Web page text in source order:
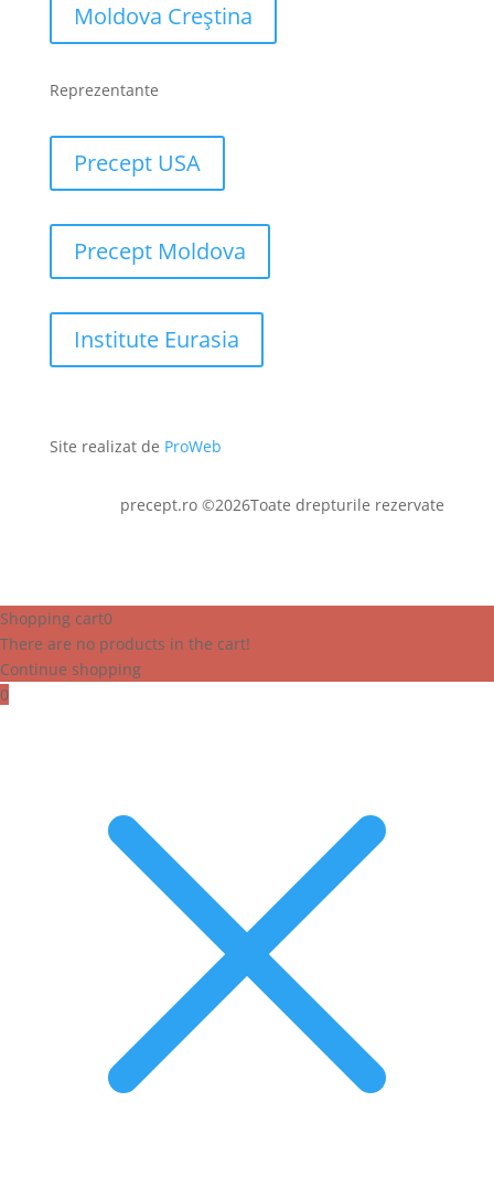
Moldova Creștina
Reprezentante
Precept USA
Precept Moldova
Institute Eurasia
Site realizat de ProWeb
precept.ro ©2026Toate drepturile rezervate
Shopping cart0
There are no products in the cart!
Continue shopping
0